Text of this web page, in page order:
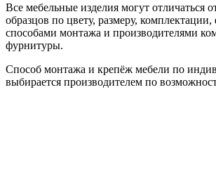
Все мебельные изделия могут отличаться
образцов по цвету, размеру,
способами монтажа и производителями
фурнитуры.
Способ монтажа и крепёж мебели по
выбирается производителем по